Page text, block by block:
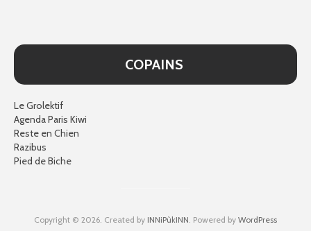
COPAINS
Le Grolektif
Agenda Paris Kiwi
Reste en Chien
Razibus
Pied de Biche
Copyright © 2026. Created by INNiPùkINN . Powered by WordPress